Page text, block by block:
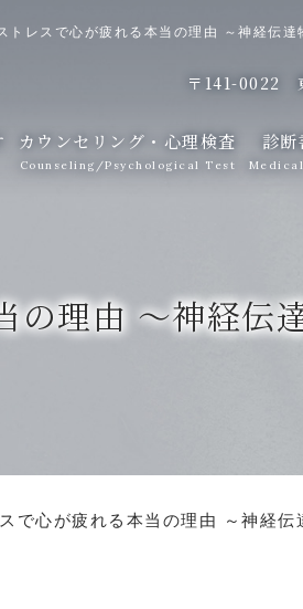
トレスで心が疲れる本当の理由 ～神経伝
〒141-0022
カウンセリング・心理検査
Counseling/Psychological Test
診断
の理由 ～神経伝
で心が疲れる本当の理由 ～神経